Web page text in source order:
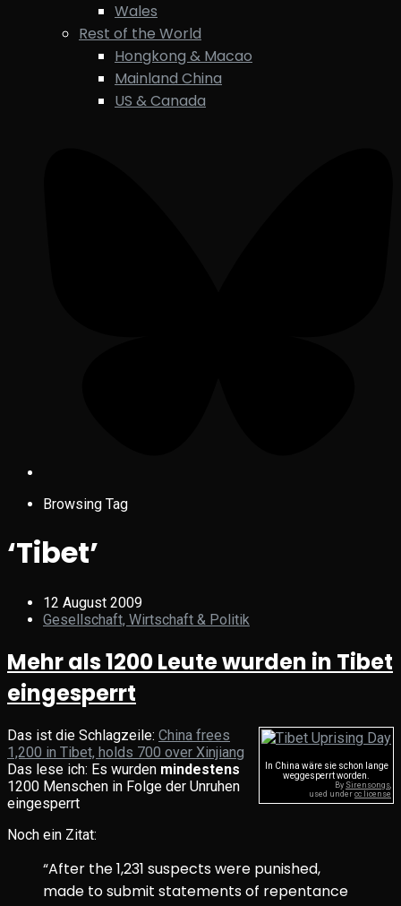
Wales
Rest of the World
Hongkong & Macao
Mainland China
US & Canada
Browsing Tag
‘Tibet’
12 August 2009
Gesellschaft, Wirtschaft & Politik
Mehr als 1200 Leute wurden in Tibet
eingesperrt
In China wäre sie schon lange
weggesperrt worden.
By Sirensongs
used under cc license
Night
Das ist die Schlagzeile: China frees
1,200 in Tibet, holds 700 over Xinjiang
Das lese ich: Es wurden mindestens
1200 Menschen in Folge der Unruhen
eingesperrt
Noch ein Zitat:
“After the 1,231 suspects were punished,
made to submit statements of repentance